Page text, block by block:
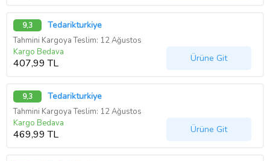
9,3 Tedarikturkiye
Tahmini Kargoya Teslim: 12 Ağustos
Kargo Bedava
407,99 TL Ürüne Git
9,3 Tedarikturkiye
Tahmini Kargoya Teslim: 12 Ağustos
Kargo Bedava
469,99 TL Ürüne Git